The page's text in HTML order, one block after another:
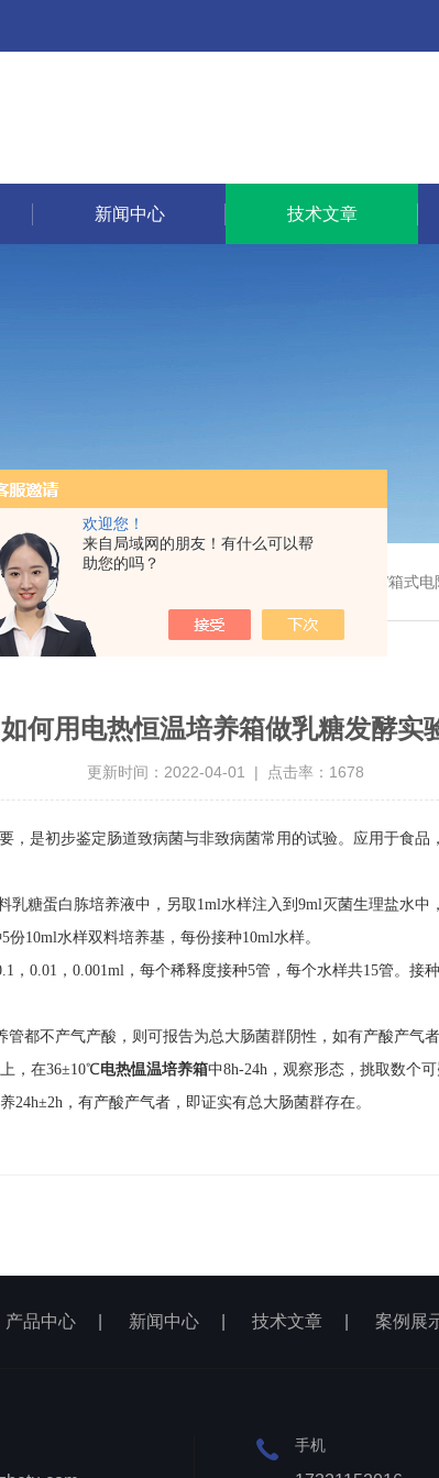
欢迎您！
来自局域网的朋友！有什么可以帮
助您的吗？
新闻中心 技术文章
/高温烘箱等/箱式电阻炉/陶瓷纤维马弗炉/高温马弗炉/管式炉/气氛炉/试验箱/摇床/振荡器/水槽/水浴
如何用电热恒温培养箱做乳糖发酵实
更新时间：2022-04-01 | 点击率：1678
是初步鉴定肠道致病菌与非致病菌常用的试验。应用于食
糖蛋白胨培养液中，另取1ml水样注入到9ml灭菌生理盐水
10ml水样双料培养基，每份接种10ml水样。
0.01，0.001ml，每个稀释度接种5管，每个水样共15管。
管都不产气产酸，则可报告为总大肠菌群阴性，如有产酸产气
，在36±10℃电热愠温培养箱中8h-24h，观察形态，挑取数个
，有产酸产气者，即证实有总大肠菌群存在。
产品中心 新闻中心 技术文章 案例展
手机